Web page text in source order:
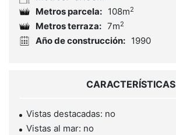
Metros parcela: 108m2
Metros terraza: 7m2
Año de construcción: 1990
CARACTERÍSTICAS
Vistas destacadas: no
Vistas al mar: no